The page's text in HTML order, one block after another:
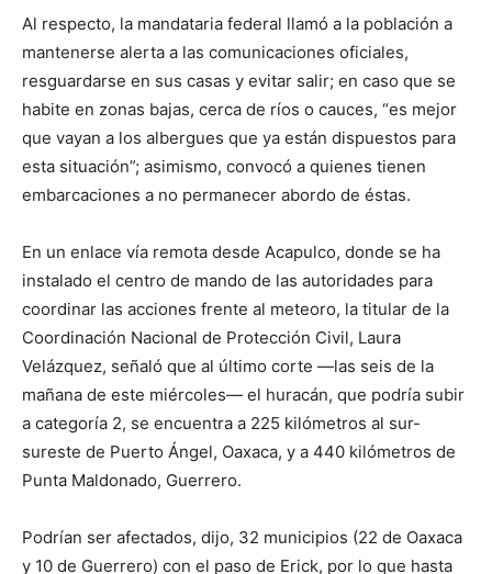
Al respecto, la mandataria federal llamó a la población a
mantenerse alerta a las comunicaciones oficiales,
resguardarse en sus casas y evitar salir; en caso que se
habite en zonas bajas, cerca de ríos o cauces, “es mejor
que vayan a los albergues que ya están dispuestos para
esta situación”; asimismo, convocó a quienes tienen
embarcaciones a no permanecer abordo de éstas.
En un enlace vía remota desde Acapulco, donde se ha
instalado el centro de mando de las autoridades para
coordinar las acciones frente al meteoro, la titular de la
Coordinación Nacional de Protección Civil, Laura
Velázquez, señaló que al último corte —las seis de la
mañana de este miércoles— el huracán, que podría subir
a categoría 2, se encuentra a 225 kilómetros al sur-
sureste de Puerto Ángel, Oaxaca, y a 440 kilómetros de
Punta Maldonado, Guerrero.
Podrían ser afectados, dijo, 32 municipios (22 de Oaxaca
y 10 de Guerrero) con el paso de Erick, por lo que hasta